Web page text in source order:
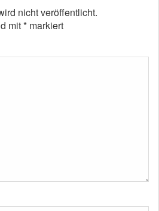
nicht veröffentlicht.
mit* markiert